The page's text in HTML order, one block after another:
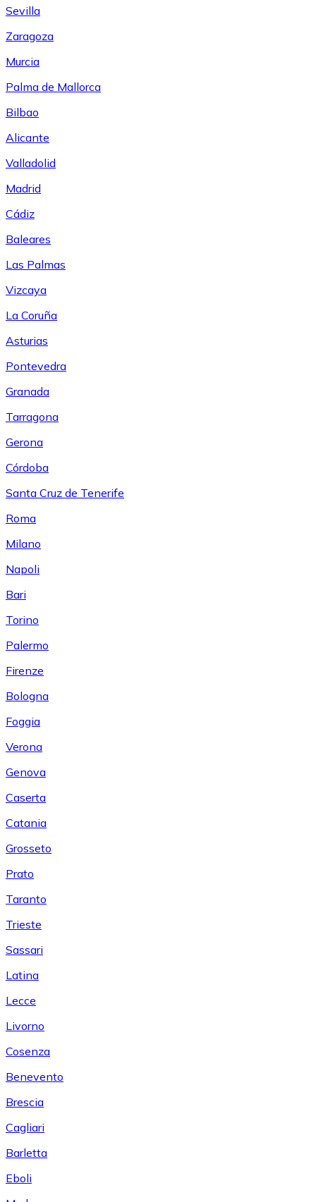
Sevilla
Zaragoza
Murcia
Palma de Mallorca
Bilbao
Alicante
Valladolid
Madrid
Cádiz
Baleares
Las Palmas
Vizcaya
La Coruña
Asturias
Pontevedra
Granada
Tarragona
Gerona
Córdoba
Santa Cruz de Tenerife
Roma
Milano
Napoli
Bari
Torino
Palermo
Firenze
Bologna
Foggia
Verona
Genova
Caserta
Catania
Grosseto
Prato
Taranto
Trieste
Sassari
Latina
Lecce
Livorno
Cosenza
Benevento
Brescia
Cagliari
Barletta
Eboli